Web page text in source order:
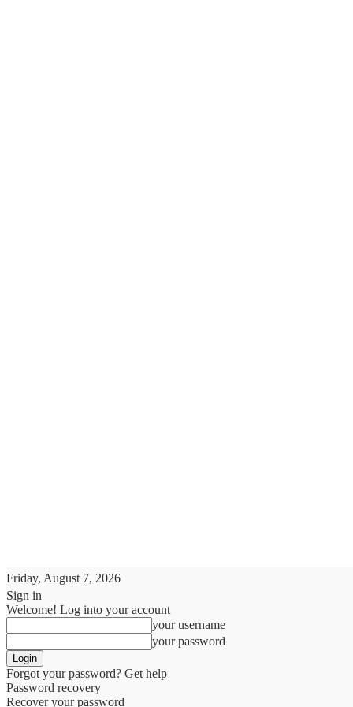
Friday, August 7, 2026
Sign in
Welcome! Log into your account
your username
your password
Forgot your password? Get help
Password recovery
Recover your password